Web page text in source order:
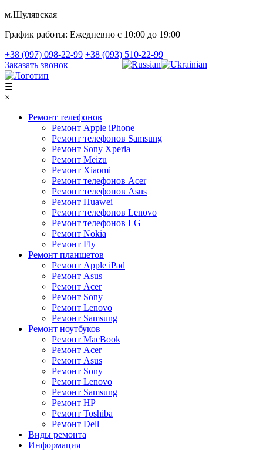
м.Шулявская
График работы: Ежедневно с 10:00 до 19:00
+38 (097) 098-22-99 +38 (093) 510-22-99
Заказать звонок
☰
×
Ремонт телефонов
Ремонт Apple iPhone
Ремонт телефонов Samsung
Ремонт Sony Xperia
Ремонт Meizu
Ремонт Xiaomi
Ремонт телефонов Acer
Ремонт телефонов Asus
Ремонт Huawei
Ремонт телефонов Lenovo
Ремонт телефонов LG
Ремонт Nokia
Ремонт Fly
Ремонт планшетов
Ремонт Apple iPad
Ремонт Asus
Ремонт Acer
Ремонт Sony
Ремонт Lenovo
Ремонт Samsung
Ремонт ноутбуков
Ремонт MacBook
Ремонт Acer
Ремонт Asus
Ремонт Sony
Ремонт Lenovo
Ремонт Samsung
Ремонт HP
Ремонт Toshiba
Ремонт Dell
Виды ремонта
Информация